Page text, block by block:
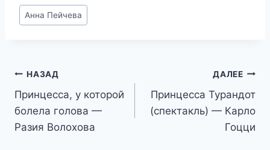
Метки
записи:
Анна Пейчева
Навигация
по
записям
НАЗАД
Принцесса, у которой
болела голова —
Разия Волохова
ДАЛЕЕ
Принцесса Турандот
(спектакль) — Карло
Гоцци